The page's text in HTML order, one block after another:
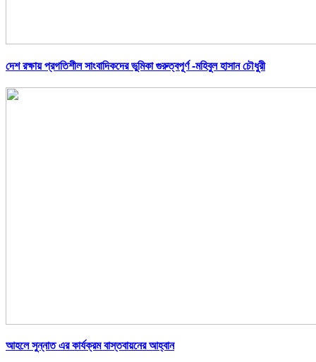
দেশ রক্ষায় প্রগতিশীল সাংবাদিকদের ভুমিকা গুরুত্বপূর্ণ -মহিবুল হাসান চৌধুরী
আহলে সুন্নাত এর কার্যক্রম বাস্তবায়নের আহ্বান